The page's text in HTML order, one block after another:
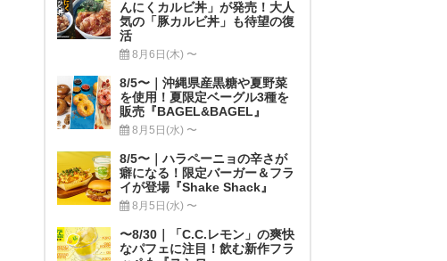
んにくカルビ丼」が発売！大人
気の「豚カルビ丼」も待望の復
活
8月6日(木) 〜
8/5〜｜沖縄県産黒糖や夏野菜
を使用！夏限定ベーグル3種を
販売『BAGEL&BAGEL』
8月5日(水) 〜
8/5〜｜ハラペーニョの辛さが
癖になる！限定バーガー＆フラ
イが登場『Shake Shack』
8月5日(水) 〜
〜8/30｜「C.C.レモン」の爽快
なパフェに注目！飲む新作フラ